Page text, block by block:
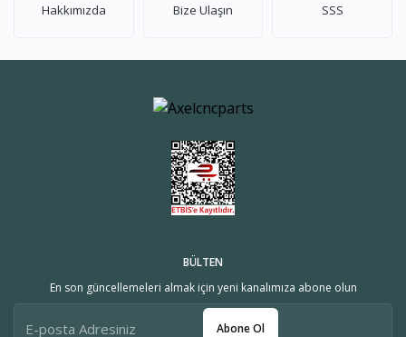
Hakkımızda Bize Ulaşın SSS
BÜLTEN
En son güncellemeleri almak için yeni kanalımıza abone olun
Abone Ol